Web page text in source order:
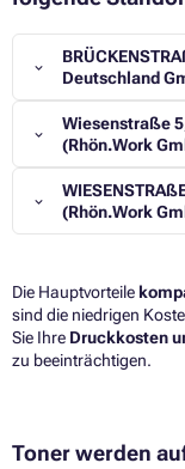
Deutschland
Wiesenstraße
(Rhön.Work
(Rhön.Work
Die Hauptvorteile
sind die niedrigen
Sie Ihre Druckkosten
zu beeinträchtigen.​
Toner werden